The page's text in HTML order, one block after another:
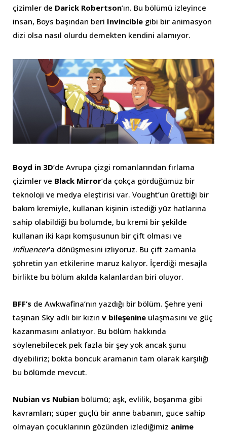
çizimler de Darick Robertson’ın. Bu bölümü izleyince
insan, Boys başından beri Invincible gibi bir animasyon
dizi olsa nasıl olurdu demekten kendini alamıyor.
Boyd in 3D‘de Avrupa çizgi romanlarından fırlama
çizimler ve Black Mirror’da çokça gördüğümüz bir
teknoloji ve medya eleştirisi var. Vought’un ürettiği bir
bakım kremiyle, kullanan kişinin istediği yüz hatlarına
sahip olabildiği bu bölümde, bu kremi bir şekilde
kullanan iki kapı komşusunun bir çift olması ve
influencer’a dönüşmesini izliyoruz. Bu çift zamanla
şöhretin yan etkilerine maruz kalıyor. İçerdiği mesajla
birlikte bu bölüm akılda kalanlardan biri oluyor.
BFF’s de Awkwafina’nın yazdığı bir bölüm. Şehre yeni
taşınan Sky adlı bir kızın v bileşenine ulaşmasını ve güç
kazanmasını anlatıyor. Bu bölüm hakkında
söylenebilecek pek fazla bir şey yok ancak şunu
diyebiliriz; bokta boncuk aramanın tam olarak karşılığı
bu bölümde mevcut.
Nubian vs Nubian bölümü; aşk, evlilik, boşanma gibi
kavramları; süper güçlü bir anne babanın, güce sahip
olmayan çocuklarının gözünden izlediğimiz anime